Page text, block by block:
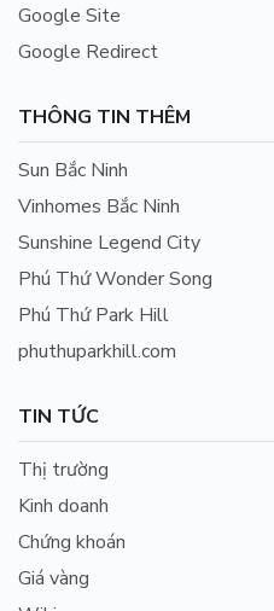
Google Site
Google Redirect
THÔNG TIN THÊM
Sun Bắc Ninh
Vinhomes Bắc Ninh
Sunshine Legend City
Phú Thứ Wonder Song
Phú Thứ Park Hill
phuthuparkhill.com
TIN TỨC
Thị trường
Kinh doanh
Chứng khoán
Giá vàng